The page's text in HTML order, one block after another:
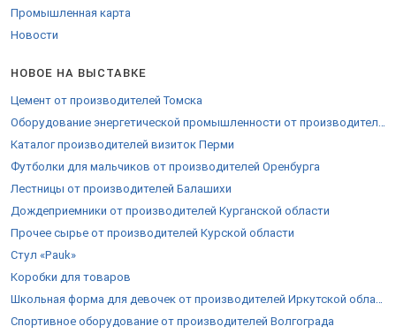
Промышленная карта
Новости
НОВОЕ НА ВЫСТАВКЕ
Цемент от производителей Томска
Оборудование энергетической промышленности от производителей Серпухова
Каталог производителей визиток Перми
Футболки для мальчиков от производителей Оренбурга
Лестницы от производителей Балашихи
Дождеприемники от производителей Курганской области
Прочее сырье от производителей Курской области
Стул «Pauk»
Коробки для товаров
Школьная форма для девочек от производителей Иркутской области
Спортивное оборудование от производителей Волгограда